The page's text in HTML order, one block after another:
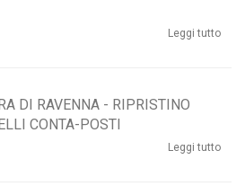
Leggi tutto
DI RAVENNA - RIPRISTINO
CONTA-POSTI
Leggi tutto